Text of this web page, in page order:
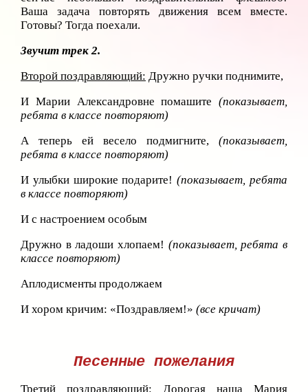
Ваша задача повторять движения всем вместе.
Готовы? Тогда поехали.
Звучит трек 2.
Второй поздравляющий: Дружно ручки поднимите,
И Марии Александровне помашите (показывает,
ребята в классе повторяют)
А теперь ей весело подмигните, (показывает,
ребята в классе повторяют)
И улыбки широкие подарите!(показывает, ребята
в классе повторяют)
И с настроением особым
Дружно в ладоши хлопаем! (показывает, ребята в
классе повторяют)
Аплодисменты продолжаем
И хором кричим: «Поздравляем!» (все кричат)
Песенные пожелания
Третий поздравляющий: Дорогая наша Мария